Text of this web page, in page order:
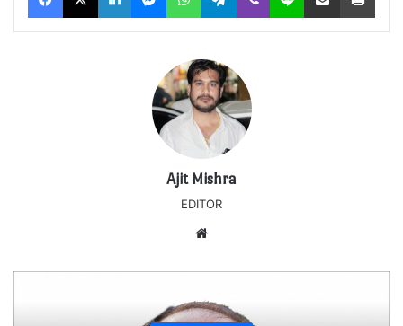
Ajit Mishra
EDITOR